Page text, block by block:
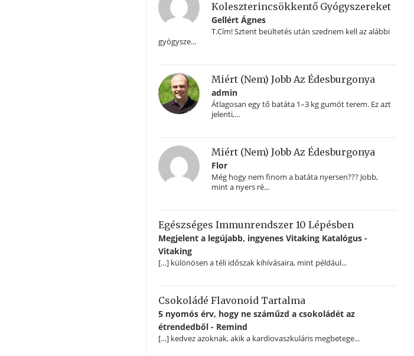
Koleszterincsökkentő Gyógyszereket
Gellért Ágnes
T.Cím! Sztent beültetés után szednem kell az alábbi
gyógysze...
Miért (nem) Jobb Az Édesburgonya
admin
Átlagosan egy tő batáta 1–3 kg gumót terem. Ez azt
jelenti,...
Miért (nem) Jobb Az Édesburgonya
Flor
Még hogy nem finom a batáta nyersen??? Jobb,
mint a nyers ré...
Egészséges Immunrendszer 10 Lépésben
Megjelent a legújabb, ingyenes Vitaking Katalógus -
Vitaking
[…] különösen a téli időszak kihívásaira, mint például...
Csokoládé Flavonoid Tartalma
5 nyomós érv, hogy ne száműzd a csokoládét az
étrendedből - Remind
[…] kedvez azoknak, akik a kardiovaszkuláris megbetege...